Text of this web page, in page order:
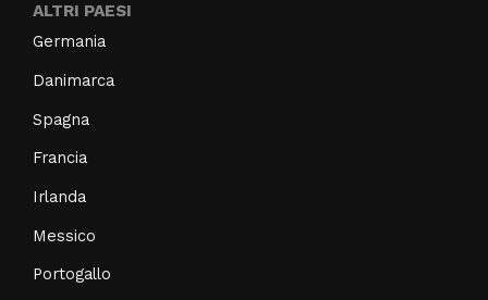
ALTRI PAESI
Germania
Danimarca
Spagna
Francia
Irlanda
Messico
Portogallo